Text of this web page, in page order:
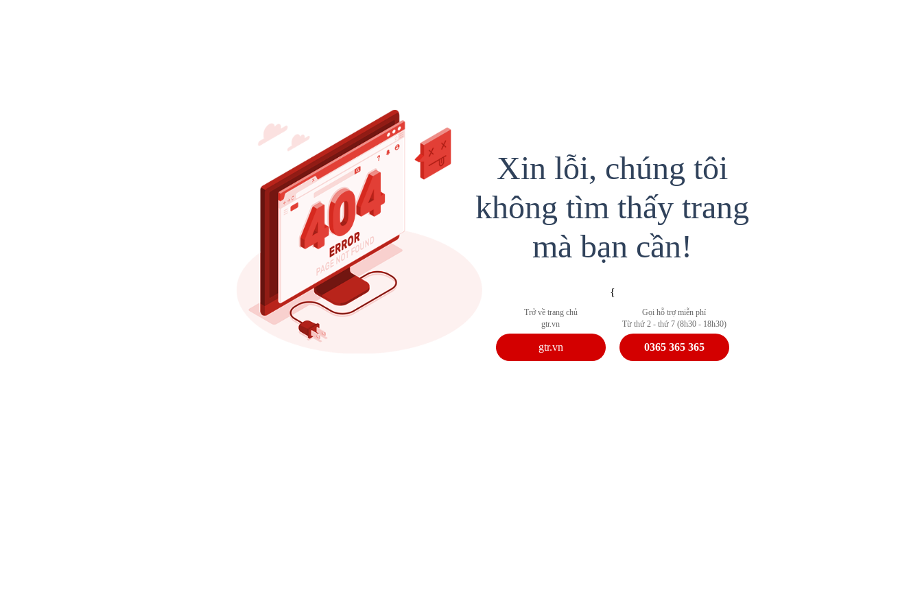
Xin lỗi, chúng tôi
không tìm thấy trang
mà bạn cần!
{
Trở về trang chủ
gtr.vn
gtr.vn
Gọi hỗ trợ miễn phí
Từ thứ 2 - thứ 7 (8h30 - 18h30)
0365 365 365